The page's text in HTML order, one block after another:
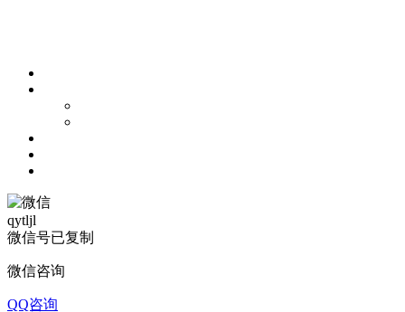
qytljl
微信号已复制
微信咨询
QQ咨询